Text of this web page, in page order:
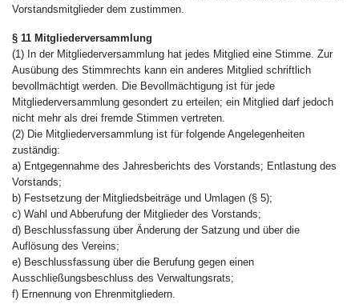
Vorstandsmitglieder dem zustimmen.
§ 11 Mitgliederversammlung
(1) In der Mitgliederversammlung hat jedes Mitglied eine Stimme. Zur
Ausübung des Stimmrechts kann ein anderes Mitglied schriftlich
bevollmächtigt werden. Die Bevollmächtigung ist für jede
Mitgliederversammlung gesondert zu erteilen; ein Mitglied darf jedoch
nicht mehr als drei fremde Stimmen vertreten.
(2) Die Mitgliederversammlung ist für folgende Angelegenheiten
zuständig:
a) Entgegennahme des Jahresberichts des Vorstands; Entlastung des
Vorstands;
b) Festsetzung der Mitgliedsbeiträge und Umlagen (§ 5);
c) Wahl und Abberufung der Mitglieder des Vorstands;
d) Beschlussfassung über Änderung der Satzung und über die
Auflösung des Vereins;
e) Beschlussfassung über die Berufung gegen einen
Ausschließungsbeschluss des Verwaltungsrats;
f) Ernennung von Ehrenmitgliedern.